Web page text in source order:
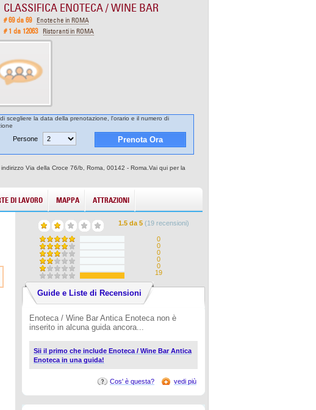
CLASSIFICA ENOTECA / WINE BAR
# 69 da 69 Enoteche in ROMA
# 1 da 12063 Ristoranti in ROMA
scegliere la data della prenotazione, l'orario e il numero di
Persone
Via della Croce 76/b, Roma, 00142 - Roma.Vai qui per la
DI LAVORO MAPPA ATTRAZIONI
1.5da5 (19recensioni)
0
0
0
0
0
19
Guide e Liste di Recensioni
Enoteca / Wine Bar Antica Enoteca non è
inserito in alcuna guida ancora...
Sii il primo che include Enoteca / Wine Bar Antica
Enoteca in una guida!
Cos' è questa? vedi più